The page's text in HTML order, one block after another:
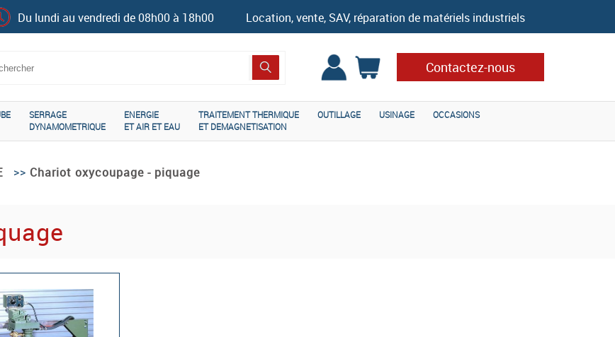
Du lundi au vendredi de 08h00 à 18h00 Location, vente, SAV, réparation de matériels industriels
Contactez-nous
SERRAGE
DYNAMOMETRIQUE
ENERGIE
ET AIR ET EAU
TRAITEMENT THERMIQUE
ET DEMAGNETISATION
OUTILLAGE USINAGE OCCASIONS
>> Chariot oxycoupage - piquage